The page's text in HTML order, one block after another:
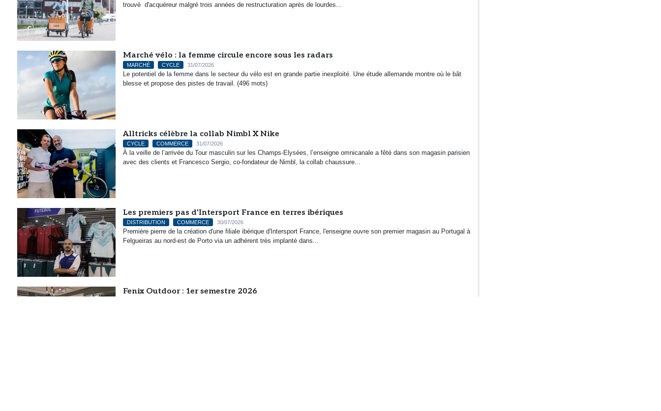
trouvé d'acquéreur malgré trois années de restructuration après de lourdes...
Marché vélo : la femme circule encore sous les radars
MARCHÉ CYCLE 31/07/2026
Le potentiel de la femme dans le secteur du vélo est en grande partie inexploité. Une étude allemande montre où le bât
blesse et propose des pistes de travail. (496 mots)
Alltricks célèbre la collab Nimbl X Nike
CYCLE COMMERCE 31/07/2026
À la veille de l’arrivée du Tour masculin sur les Champs-Elysées, l’enseigne omnicanale a fêté dans son magasin parisien
avec des clients et Francesco Sergio, co-fondateur de Nimbl, la collab chaussure...
Les premiers pas d'Intersport France en terres ibériques
DISTRIBUTION COMMERCE 30/07/2026
Première pierre de la création d'une filiale ibérique d'Intersport France, l'enseigne ouvre son premier magasin au Portugal à
Felgueiras au nord-est de Porto via un adhérent très implanté dans...
Fenix Outdoor : 1er semestre 2026